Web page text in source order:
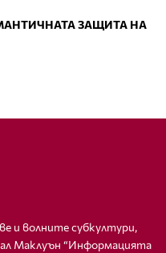
ЗАЩИТА НА
и волните субкултури,
Маклуън “Информацията